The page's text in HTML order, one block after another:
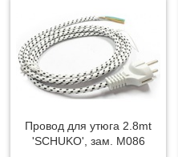
Провод для утюга 2.8mt
'SCHUKO', зам. M086